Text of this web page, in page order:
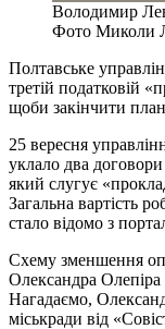
Володимир
Фото Миколи
Полтавське
третій податковій
щоби закінчити
25 вересня
уклало два
який слугує
Загальна вартість
стало відомо з
Схему зменшення
Олександра
Нагадаємо,
міськради від